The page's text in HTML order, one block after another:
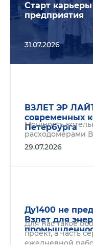
Старт
предприятия
31.07.2026
ВЗЛЕТ ЭР
современных
Петербурга
Мощность
расходомерами
29.07.2026
Ду1400 не
Взлет для
Для нас такое
проект, а часть
ежедневной